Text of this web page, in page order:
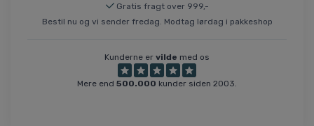
Gratis fragt over 999,-
Bestil nu og vi sender fredag. Modtag lørdag i pakkeshop
Kunderne er vilde med os
Mere end 500.000 kunder siden 2003.